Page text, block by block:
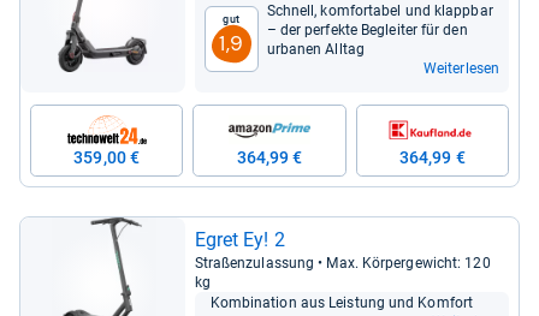
Gut
1,9
Schnell, kom­for­ta­bel und klapp­bar
– der per­fekte Beglei­ter für den
urba­nen All­tag
Weiterlesen
359,00 € 364,99 € 364,99 €
Egret Ey! 2
Stra­ßen­zu­las­sung • Max. Kör­per­ge­wicht: 120
kg
Kom­bi­na­tion aus Leis­tung und Kom­fort